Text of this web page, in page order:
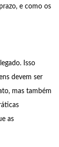
e como os
Isso
devem ser
mas também
as